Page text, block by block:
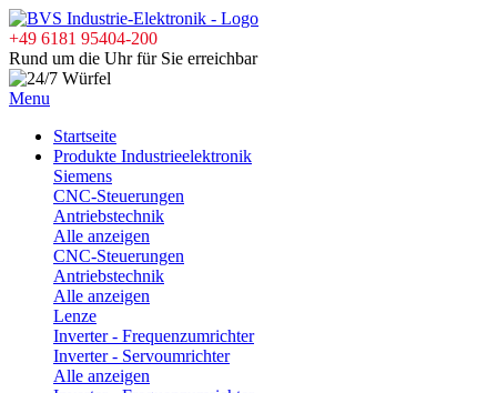
+49 6181 95404-200
Rund um die Uhr für Sie erreichbar
Menu
Startseite
Produkte Industrieelektronik
Siemens
CNC-Steuerungen
Antriebstechnik
Alle anzeigen
CNC-Steuerungen
Antriebstechnik
Alle anzeigen
Lenze
Inverter - Frequenzumrichter
Inverter - Servoumrichter
Alle anzeigen